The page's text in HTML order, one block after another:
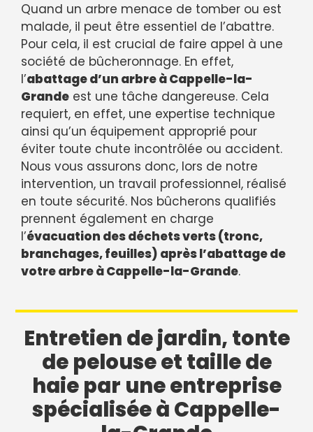
Quand un arbre menace de tomber ou est
malade, il peut être essentiel de l’abattre.
Pour cela, il est crucial de faire appel à une
société de bûcheronnage. En effet,
l’abattage d’un arbre à Cappelle-la-
Grande est une tâche dangereuse. Cela
requiert, en effet, une expertise technique
ainsi qu’un équipement approprié pour
éviter toute chute incontrôlée ou accident.
Nous vous assurons donc, lors de notre
intervention, un travail professionnel, réalisé
en toute sécurité. Nos bûcherons qualifiés
prennent également en charge
l’évacuation des déchets verts (tronc,
branchages, feuilles) après l’abattage de
votre arbre à Cappelle-la-Grande.
Entretien de jardin, tonte
de pelouse et taille de
haie par une entreprise
spécialisée à Cappelle-